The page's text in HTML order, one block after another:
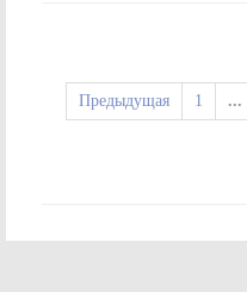
Предыдущая 1 ...